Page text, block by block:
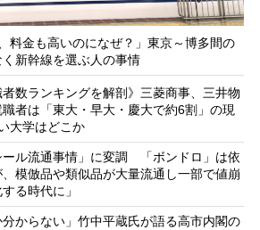
料金も高いのになぜ？」東京～博多間の
新幹線を選ぶ人の事情
者数ランキングを解剖》三菱商事、三井物
者は「東大・早大・慶大で約6割」の現
大学はどこか
ール流通事情」に変調 「ボンドロ」は依
模倣品や類似品が大量流通し一部で値崩
る時代に」
分からない」竹中平蔵氏が語る高市内閣の